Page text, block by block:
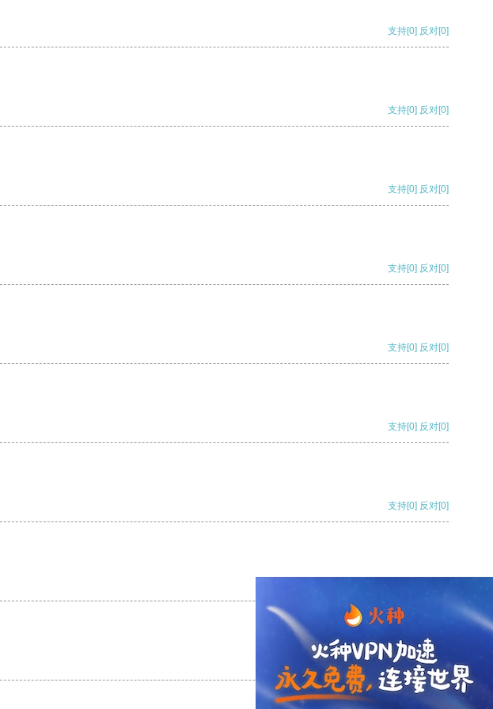
支持[0] 反对[0]
支持[0] 反对[0]
支持[0] 反对[0]
支持[0] 反对[0]
支持[0] 反对[0]
支持[0] 反对[0]
支持[0] 反对[0]
支持 [0] 反对 [0]